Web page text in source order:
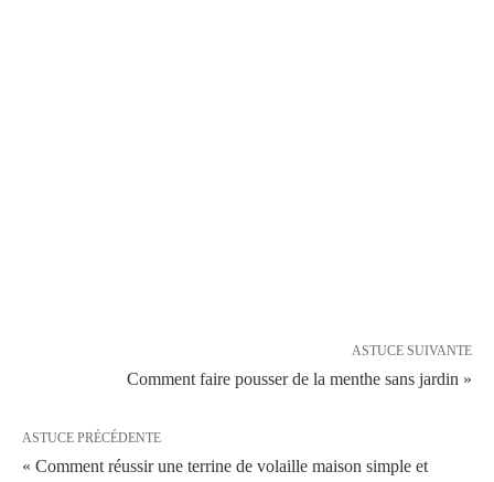
ASTUCE SUIVANTE
Comment faire pousser de la menthe sans jardin »
ASTUCE PRÉCÉDENTE
« Comment réussir une terrine de volaille maison simple et